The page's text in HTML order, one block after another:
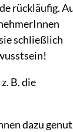
rückläufig.
schließlich
B. die
dazu